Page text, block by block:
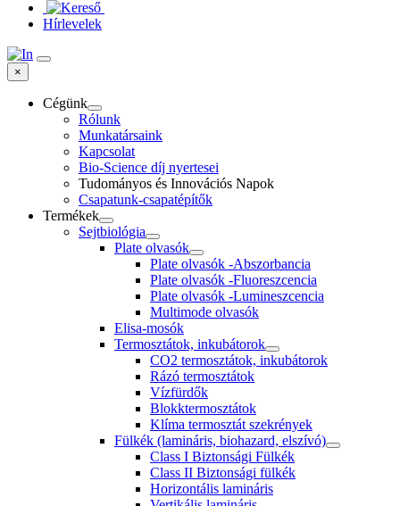
Hírlevelek
×
Cégünk
Rólunk
Munkatársaink
Kapcsolat
Bio-Science díj nyertesei
Tudományos és Innovációs Napok
Csapatunk-csapatépítők
Termékek
Sejtbiológia
Plate olvasók
Plate olvasók -Abszorbancia
Plate olvasók -Fluoreszcencia
Plate olvasók -Lumineszcencia
Multimode olvasók
Elisa-mosók
Termosztátok, inkubátorok
CO2 termosztátok, inkubátorok
Rázó termosztátok
Vízfürdők
Blokktermosztátok
Klíma termosztát szekrények
Fülkék (lamináris, biohazard, elszívó)
Class I Biztonsági Fülkék
Class II Biztonsági fülkék
Horizontális lamináris